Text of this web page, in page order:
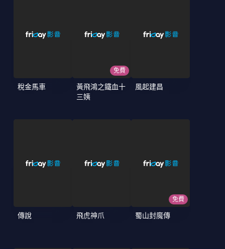
稅金馬車
免費
黃飛鴻之鐵血十
三姨
風起建昌
傳說 飛虎神爪
免費
蜀山封魔傳